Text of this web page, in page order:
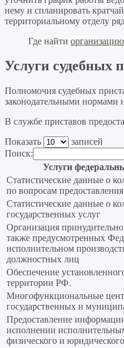
нему и спланировать
территориальному отделу
Где найти организацию
Услуги судебных
Полномочия судебных
законодательными нормами
В службе приставов
Показать
записей
Поиск:
Услуги
Статистические данные о
по вопросам
Статистические данные о
государственных услуг
Организация
также предусмотренных
исполнительном
должностных лиц
Обеспечение
территории РФ.
Многофункциональные
государственных и
Предоставление
исполнении
физического и